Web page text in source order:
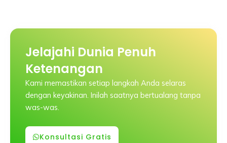
Jelajahi Dunia Penuh
Ketenangan
Kami memastikan setiap langkah Anda selaras
dengan keyakinan. Inilah saatnya bertualang tanpa
was-was.
Konsultasi Gratis